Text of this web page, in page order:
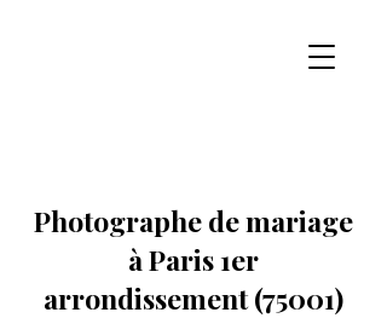
Photographe de mariage
à Paris 1er
arrondissement (75001)